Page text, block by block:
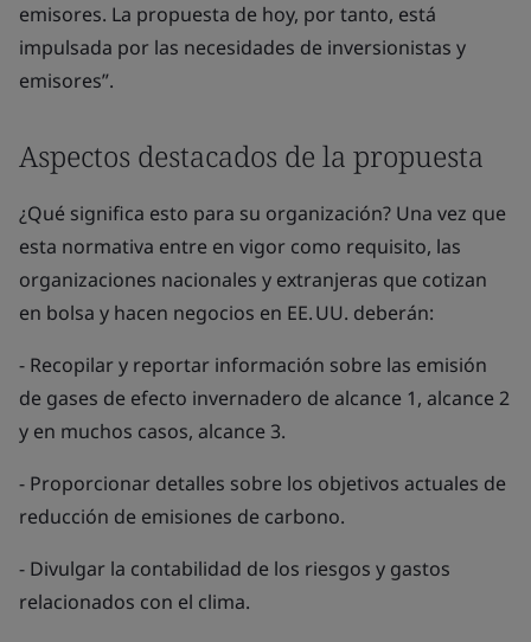
emisores. La propuesta de hoy, por tanto, está
impulsada por las necesidades de inversionistas y
emisores”.
Aspectos destacados de la propuesta
¿Qué significa esto para su organización? Una vez que
esta normativa entre en vigor como requisito, las
organizaciones nacionales y extranjeras que cotizan
en bolsa y hacen negocios en EE. UU. deberán:
- Recopilar y reportar información sobre las emisión
de gases de efecto invernadero de alcance 1, alcance 2
y en muchos casos, alcance 3.
- Proporcionar detalles sobre los objetivos actuales de
reducción de emisiones de carbono.
- Divulgar la contabilidad de los riesgos y gastos
relacionados con el clima.